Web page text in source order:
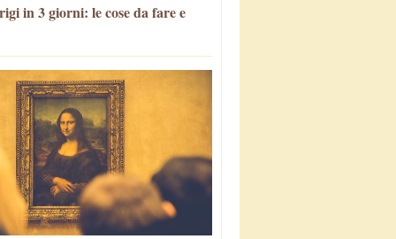
in 3 giorni: le cose da fare e